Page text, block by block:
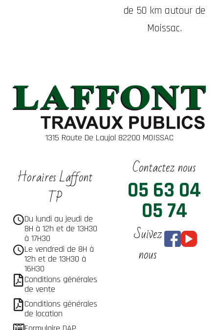
de 50 km autour de
Moissac.
1315 Route De Laujol 82200 MOISSAC
Horaires Laffont
TP
Du lundi au jeudi de
8H à 12h et de 13H30
à 17H30
Le vendredi de 8H à
12h et de 13H30 à
16H30
Conditions générales
de vente
Conditions générales
de location
Contactez nous
05 63 04
05 74
Suivez
nous